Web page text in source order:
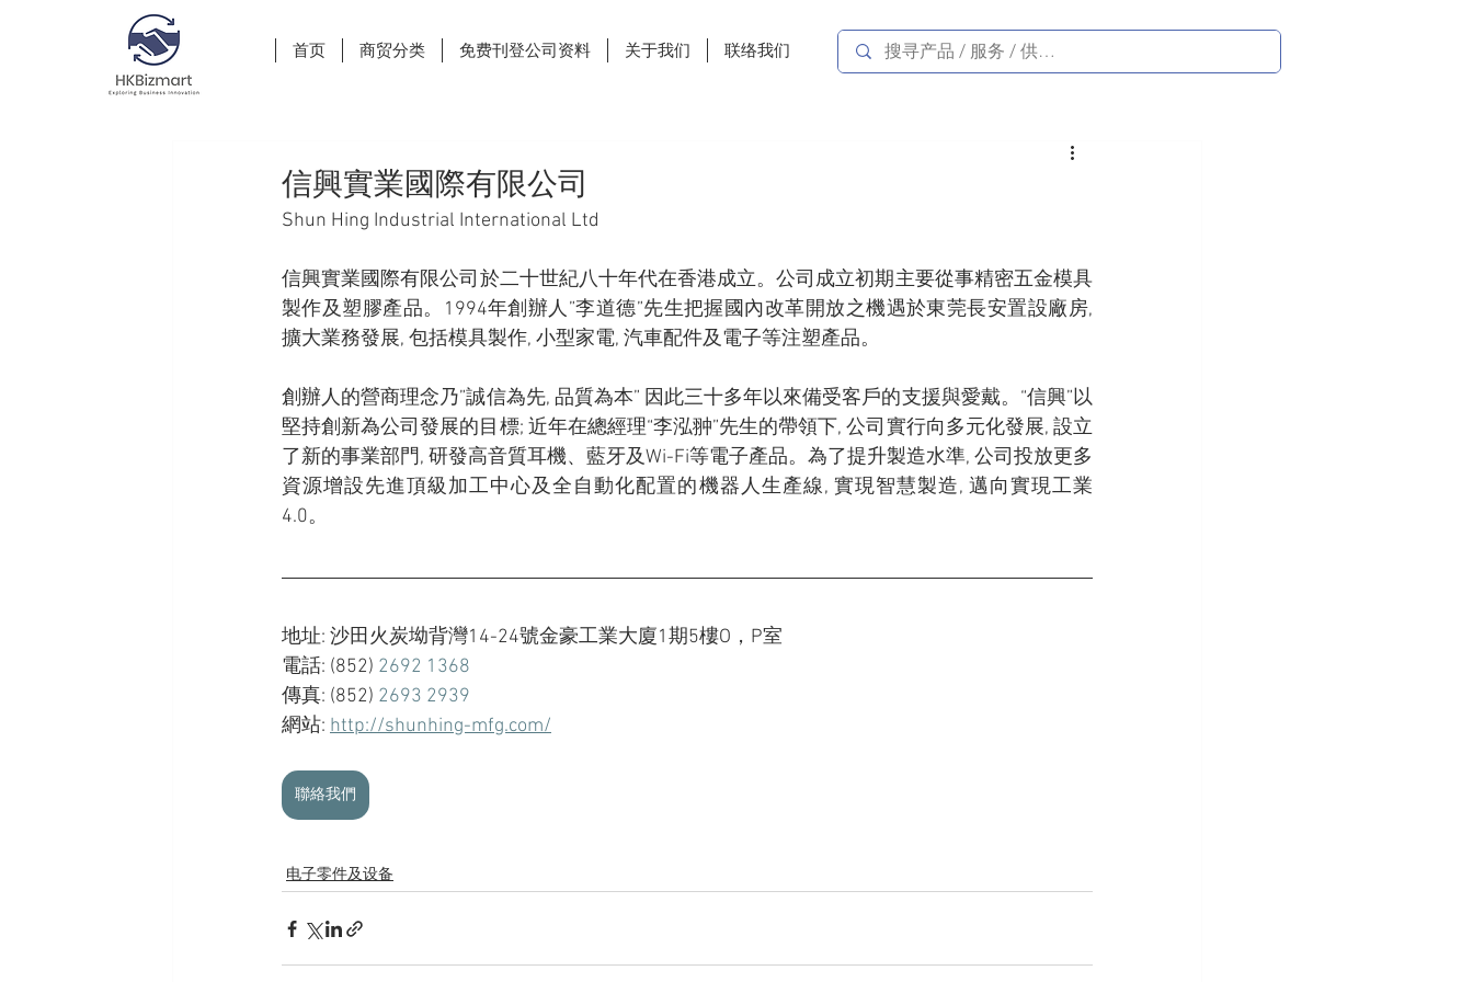
首页 商贸分类 免费刊登公司资料 关于我们 联络我们
信興實業國際有限公司
Shun Hing Industrial International Ltd
信興實業國際有限公司於二十世紀八十年代在香港成立。公司成立初期主要從事精密五金模具
製作及塑膠產品。1994年創辦人”李道德”先生把握國內改革開放之機遇於東莞長安置設廠房,
擴大業務發展, 包括模具製作, 小型家電, 汽車配件及電子等注塑產品。
創辦人的營商理念乃”誠信為先, 品質為本” 因此三十多年以來備受客戶的支援與愛戴。“信興”以
堅持創新為公司發展的目標; 近年在總經理“李泓翀”先生的帶領下, 公司實行向多元化發展, 設立
了新的事業部門, 研發高音質耳機、藍牙及Wi-Fi等電子產品。為了提升製造水準, 公司投放更多
資源增設先進頂級加工中心及全自動化配置的機器人生產線, 實現智慧製造, 邁向實現工業
4.0。
地址: 沙田火炭坳背灣14-24號金豪工業大廈1期5樓O，P室
電話: (852) 2692 1368
傳真: (852) 2693 2939
網站: http://shunhing-mfg.com/
聯絡我們
电子零件及设备